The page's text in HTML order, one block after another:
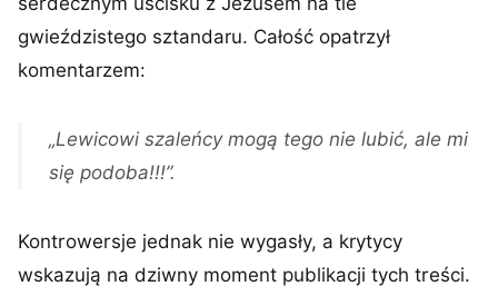
gwieździstego sztandaru. Całość opatrzył
komentarzem:
„Lewicowi szaleńcy mogą tego nie lubić, ale mi
się podoba!!!”.
Kontrowersje jednak nie wygasły, a krytycy
wskazują na dziwny moment publikacji tych treści.